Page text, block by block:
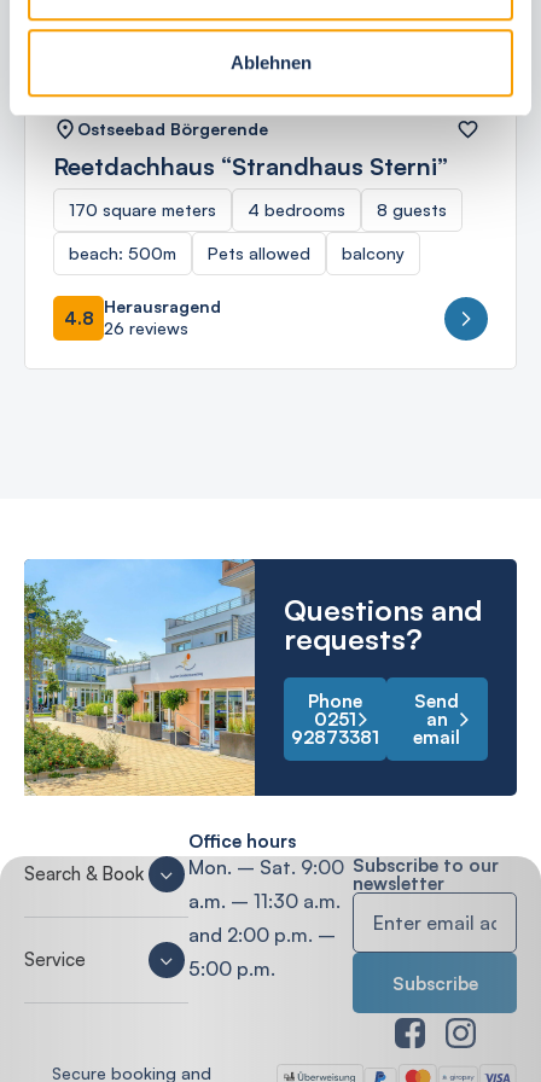
Ablehnen
Ostseebad Börgerende
Reetdachhaus “Strandhaus Sterni”
170 square meters 4 bedrooms 8 guests
beach: 500m Pets allowed balcony
4.8
Herausragend
26 reviews
Questions and
requests?
Phone
0251
92873381
Send
an
email
Search & Book
Service
Office hours
Mon. – Sat. 9:00
a.m. – 11:30 a.m.
and 2:00 p.m. –
5:00 p.m.
Subscribe to our
newsletter
Secure booking and